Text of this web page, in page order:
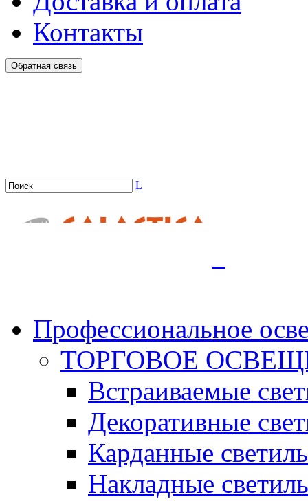
Контакты
Обратная связь
L
Профессиональное
ТОРГОВОЕ
Встраиваемые
Декоративные
Карданные
Накладные